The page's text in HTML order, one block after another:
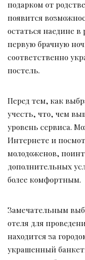
подарком от
появится
остаться наедине
первую брачную
соответственно
постель.
Перед тем, как
учесть, что, чем
уровень сервиса.
Интернете и
молодоженов,
дополнительных
более комфортным.
Замечательным
отеля для
находится за
украшенный